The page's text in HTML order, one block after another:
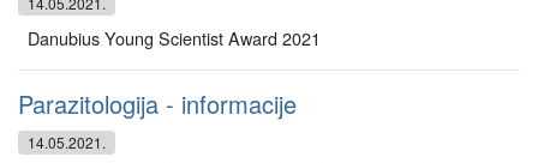
Danubius Young Scientist Award 2021
Parazitologija - informacije
14.05.2021.